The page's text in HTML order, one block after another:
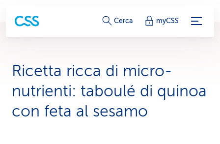
c
e
g
Cerca myCSS
Ricetta ricca di micro­
nutrienti: taboulé di quinoa
con feta al sesamo